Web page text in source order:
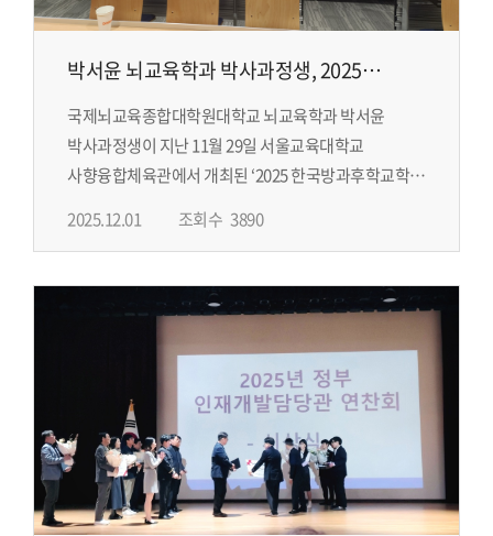
박서윤 뇌교육학과 박사과정생, 2025
한국방과후학교학회 우수논문상
국제뇌교육종합대학원대학교 뇌교육학과 박서윤
박사과정생이 지난 11월 29일 서울교육대학교
사향융합체육관에서 개최된 ‘2025 한국방과후학교학회
밝혔다. 이번 학술대회는 ‘학생의 전인적 성장과
2025.12.01 조회수 3890